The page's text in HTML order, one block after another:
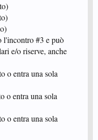
#3 e può
e/o riserve, anche
o entra una sola
o entra una sola
o entra una sola